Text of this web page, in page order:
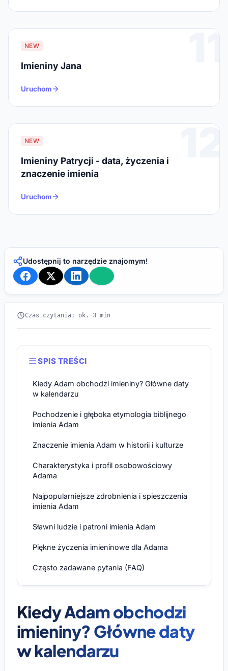
11
NEW
Imieniny Jana
Uruchom
12
NEW
Imieniny Patrycji - data, życzenia i
znaczenie imienia
Uruchom
Udostępnij to narzędzie znajomym!
Czas czytania: ok. 3 min
SPIS TREŚCI
Kiedy Adam obchodzi imieniny? Główne daty
w kalendarzu
Pochodzenie i głęboka etymologia biblijnego
imienia Adam
Znaczenie imienia Adam w historii i kulturze
Charakterystyka i profil osobowościowy
Adama
Najpopularniejsze zdrobnienia i spieszczenia
imienia Adam
Sławni ludzie i patroni imienia Adam
Piękne życzenia imieninowe dla Adama
Często zadawane pytania (FAQ)
Kiedy Adam obchodzi
imieniny? Główne daty
w kalendarzu